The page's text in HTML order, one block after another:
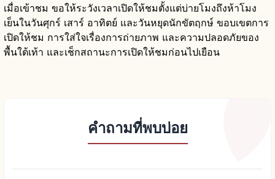
เมื่อเข้าชม ขอให้ระวังเวลาเปิดให้ชมตั้งแต่บ่ายโมงถึงห้าโมง
เย็นในวันศุกร์ เสาร์ อาทิตย์ และวันหยุดนักขัตฤกษ์ ขอบเขตการ
เปิดให้ชม การใส่ใจเรื่องการถ่ายภาพ และความปลอดภัยของ
พื้นใต้เท้า และเช็กสถานะการเปิดให้ชมก่อนไปเยือน
คำถามที่พบบ่อย